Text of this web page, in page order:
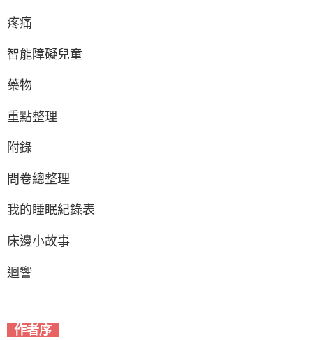
疼痛
智能障礙兒童
藥物
重點整理
附錄
問卷總整理
我的睡眠紀錄表
床邊小故事
迴響
作者序